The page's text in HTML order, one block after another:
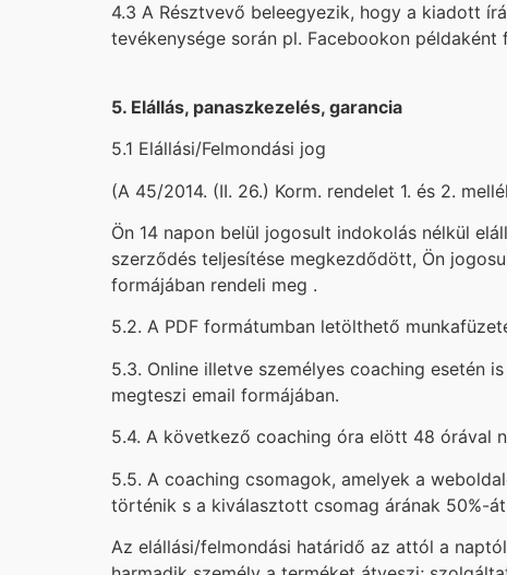
4.3 A Résztvevő beleegyezik, hogy a kiadott
tevékenysége során pl. Facebookon
5. Elállás, panaszkezelés, garancia
5.1 Elállási/Felmondási jog
(A 45/2014. (II. 26.) Korm. rendelet 1. és 2.
Ön 14 napon belül jogosult indokolás nélkül
szerződés teljesítése megkezdődött, Ön
formájában rendeli meg .
5.2. A PDF formátumban letölthető
5.3. Online illetve személyes coaching esetén
megteszi email formájában.
5.4. A következő coaching óra elött 48 órával
5.5. A coaching csomagok, amelyek a
történik s a kiválasztott csomag árának 50%-
Az elállási/felmondási határidő az attól a